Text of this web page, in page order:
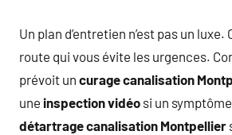
Un plan d’entretien n’est pas un luxe.
route qui vous évite les urgences.
prévoit un curage canalisation
une inspection vidéo si un
détartrage canalisation Montpellier